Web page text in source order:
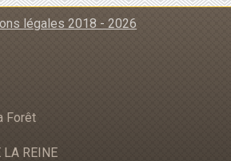
légales 2018 - 2026
Forêt
REINE